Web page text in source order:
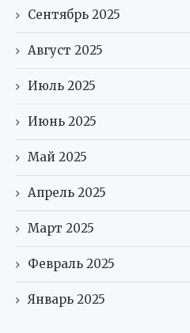
Сентябрь 2025
Август 2025
Июль 2025
Июнь 2025
Май 2025
Апрель 2025
Март 2025
Февраль 2025
Январь 2025